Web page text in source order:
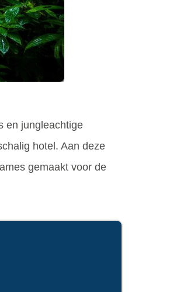
en jungleachtige
hotel. Aan deze
gemaakt voor de